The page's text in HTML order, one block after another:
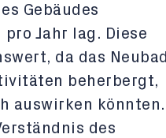
Gebäudes
Jahr lag. Diese
da das Neubad
beherbergt,
auswirken könnten.
des